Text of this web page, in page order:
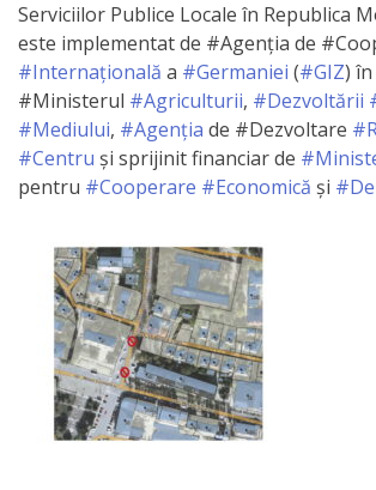
Lista
colaboratorilor
Primăriei
Călăraşi
Serviciul
Arhitectură
şi
Urbanism
Serviciilor Publice Locale în Republica
este implementat de #Agenția de
#Internațională a #Germaniei (#GIZ)
#Ministerul #Agriculturii, #Dezvoltării
#Mediului, #Agenția de #Dezvoltare
#Centru și sprijinit financiar de
pentru #Cooperare #Economică şi